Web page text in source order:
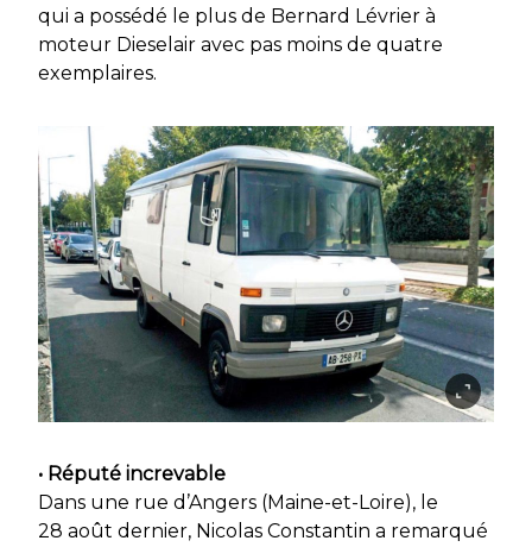
qui a possédé le plus de Bernard Lévrier à
moteur Dieselair avec pas moins de quatre
exemplaires.
• Réputé increvable
Dans une rue d’Angers (Maine-et-Loire), le
28 août dernier, Nicolas Constantin a remarqué